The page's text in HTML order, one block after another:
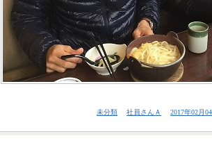
未分類 社員さんＡ 2017年02月